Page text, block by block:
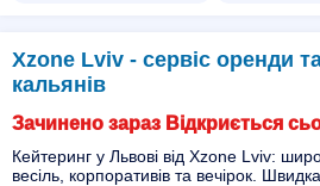
Xzone Lviv - сервіс оренди
кальянів
Зачинено зараз Відкриється
Кейтеринг у Львові від Xzone Lviv:
весіль, корпоративів та вечірок.